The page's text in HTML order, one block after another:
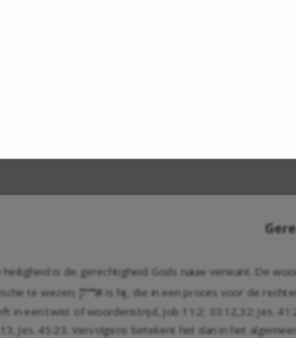
is de gerechtigheid Gods nauw verwant. De
te wezen; qyda is hij, die in een proces voor de
in een twist of woordenstrijd, Job 11:2 33:12 32 Jes.
,Jes. 45:23 . Vervolgens betekent het dan in het